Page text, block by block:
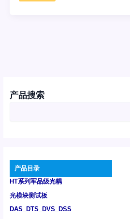
产品搜索
产品目录
HT系列军品级光耦
光模块测试板
DAS_DTS_DVS_DSS